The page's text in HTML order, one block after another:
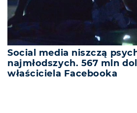
Social media niszczą
najmłodszych. 567 mln
właściciela Facebooka